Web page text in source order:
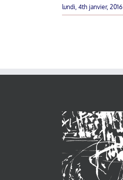
lundi, 4th janvier, 2016